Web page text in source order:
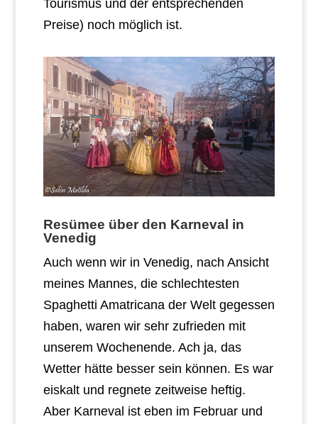
Tourismus und der entsprechenden
Preise) noch möglich ist.
Resümee über den Karneval in
Venedig
Auch wenn wir in Venedig, nach Ansicht
meines Mannes, die schlechtesten
Spaghetti Amatricana der Welt gegessen
haben, waren wir sehr zufrieden mit
unserem Wochenende. Ach ja, das
Wetter hätte besser sein können. Es war
eiskalt und regnete zeitweise heftig.
Aber Karneval ist eben im Februar und